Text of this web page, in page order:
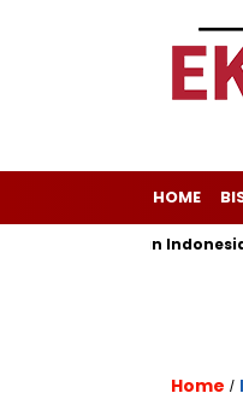
HOME
Andalan Indonesia
Home /